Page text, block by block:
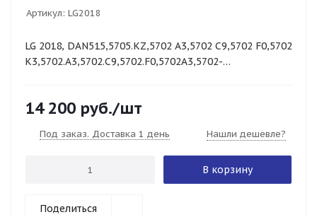
Артикул: LG2018
LG 2018, DAN515,5705.KZ,5702 A3,5702 C9,5702 F0,5702
K3,5702.A3,5702.C9,5702.F0,5702A3,5702-
14 200 руб./шт
Под заказ. Доставка 1 день Нашли дешевле?
В корзину
Поделиться